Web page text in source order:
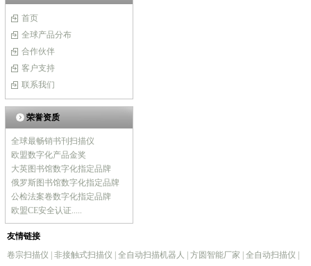
首页
全球产品分布
合作伙伴
客户支持
联系我们
荣誉资质
全球最畅销书刊扫描仪
欧盟数字化产品金奖
大英图书馆数字化指定品牌
俄罗斯图书馆数字化指定品牌
公检法案卷数字化指定品牌
欧盟CE安全认证.....
友情链接
卷宗扫描仪
非接触式扫描仪 全自动扫描机器人 方圆智能厂家 全自动扫描仪